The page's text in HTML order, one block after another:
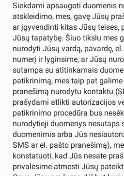
Siekdami apsaugoti duomenis
atskleidimo, mes, gavę Jūsų
ar įgyvendinti kitas Jūsų teises,
Jūsų tapatybę. Šiuo tikslu mes
nurodyti Jūsų vardą, pavardę,
numerį ir lyginsime, ar Jūsų
sutampa su atitinkamais
patikrinimą, mes taip pat
pranešimą nurodytu kontaktu
prašydami atlikti autorizacijos
patikrinimo procedūra bus
nurodytieji duomenys nesutaps
duomenimis arba Jūs
SMS ar el. pašto pranešimą),
konstatuoti, kad Jūs nesate
privalėsime atmesti Jūsų